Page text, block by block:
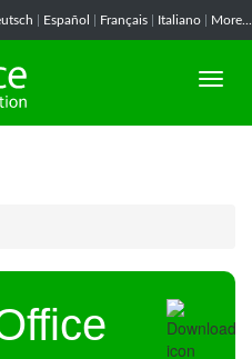
Español Français Italiano More...